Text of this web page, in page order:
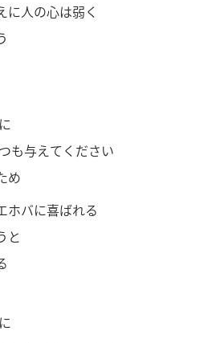
に人の心は弱く
に
も与えてください
め
ホバに喜ばれる
と
に